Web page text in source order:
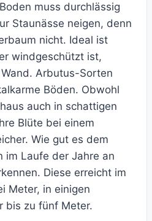
muss durchlässig
Staunässe neigen, denn
nicht. Ideal ist
windgeschützt ist,
Arbutus-Sorten
Böden. Obwohl
auch in schattigen
Blüte bei einem
Wie gut es dem
im Laufe der Jahre an
Diese erreicht im
Meter, in einigen
bis zu fünf Meter.